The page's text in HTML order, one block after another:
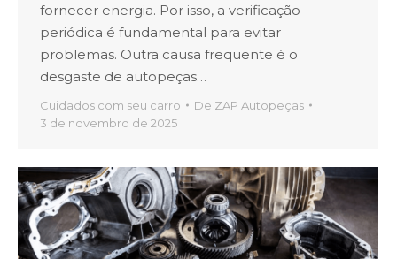
fornecer energia. Por isso, a verificação
periódica é fundamental para evitar
problemas. Outra causa frequente é o
desgaste de autopeças…
Cuidados com seu carro De ZAP Autopeças
3 de novembro de 2025